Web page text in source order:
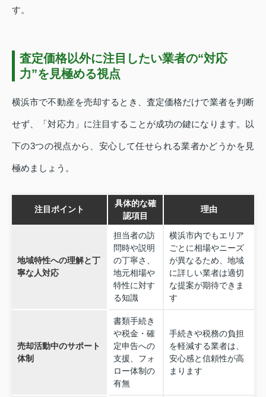
す。
査定価格以外に注目したい業者の“対応
力”を見極める視点
横浜市で不動産を売却するとき、査定価格だけで業者を判断
せず、「対応力」に注目することが成功の鍵になります。以
下の3つの視点から、安心して任せられる業者かどうかを見
極めましょう。
注目ポイント
具体的な確
認項目
理由
地域特性への理解と丁
寧な人対応
担当者の訪
問時や説明
の丁寧さ、
地元相場や
特性に対す
る知識
横浜市内でもエリア
ごとに相場やニーズ
が異なるため、地域
に詳しい業者は適切
な提案が期待できま
す
売却活動中のサポート
体制
書類手続き
や税金・確
定申告への
支援、フォ
ロー体制の
有無
手続きや税務の負担
を軽減する業者は、
安心感と信頼性が高
まります